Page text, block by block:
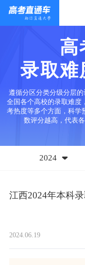
高
录取难
遵循分区分类分级分层
全国各个高校的录取难度
考热度等多个方面，科学
数评分越高，代表
2024
江西2024年本科
2024.06.19